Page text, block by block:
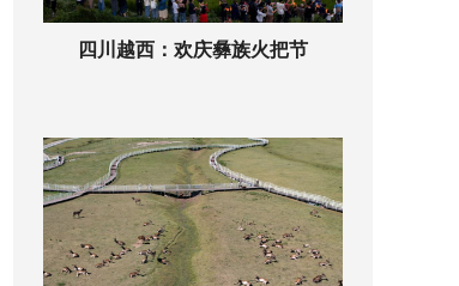
四川越西：欢庆彝族火把节